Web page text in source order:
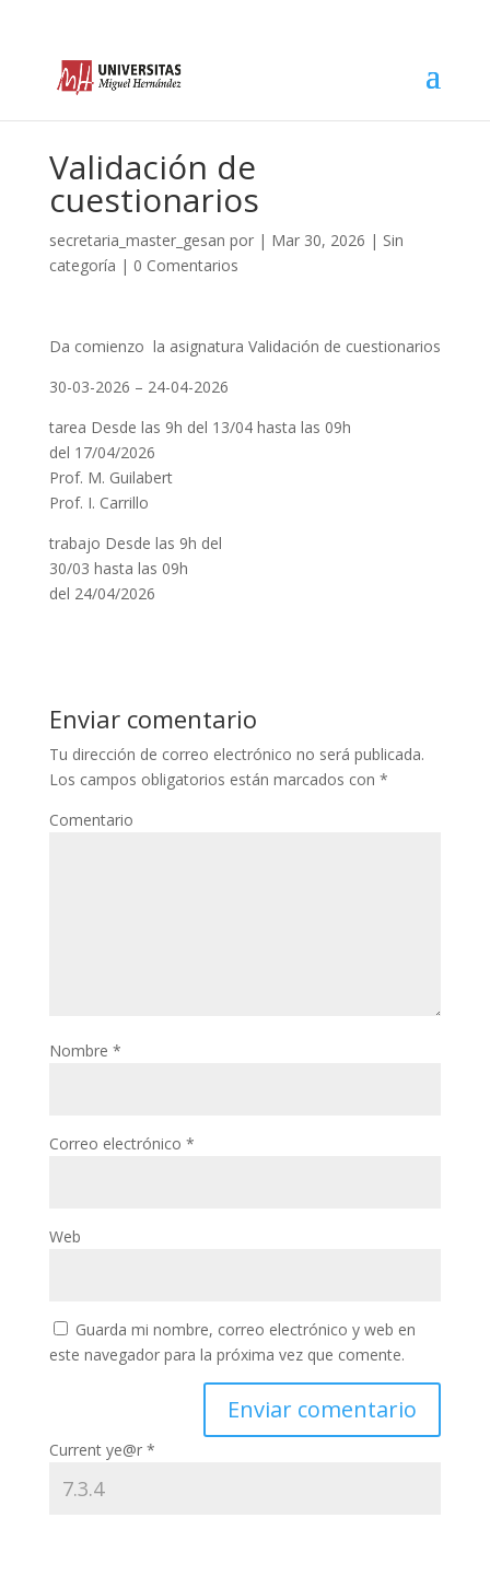
Validación de
cuestionarios
secretaria_master_gesan por | Mar 30, 2026 | Sin
categoría | 0 Comentarios
Da comienzo la asignatura Validación de cuestionarios
30-03-2026 – 24-04-2026
tarea Desde las 9h del 13/04 hasta las 09h
del 17/04/2026
Prof. M. Guilabert
Prof. I. Carrillo
trabajo Desde las 9h del
30/03 hasta las 09h
del 24/04/2026
Enviar comentario
Tu dirección de correo electrónico no será publicada.
Los campos obligatorios están marcados con *
Comentario
Nombre *
Correo electrónico *
Web
Guarda mi nombre, correo electrónico y web en
este navegador para la próxima vez que comente.
Current ye@r *